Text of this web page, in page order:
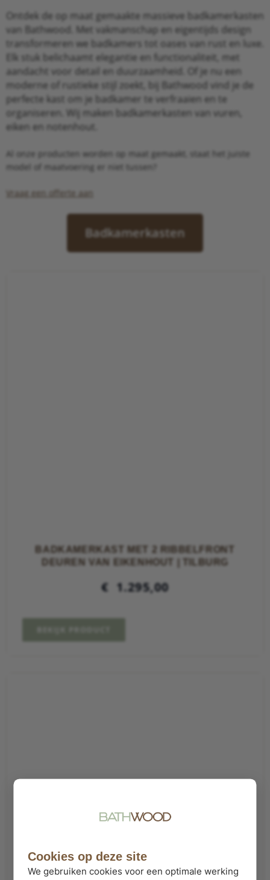
Ontdek de op maat gemaakte massieve badkamerkasten
van Bathwood. Met vakmanschap en eigentijds design
transformeren we badkamers tot oases van rust en luxe.
Elk stuk belichaamt elegantie en functionaliteit, met
aandacht voor detail en duurzaamheid. Of je nu een
moderne of rustieke stijl zoekt, bij Bathwood vind je de
perfecte kast om je badkamer te verfraaien en te
organiseren. Wij maken badkamerkasten van vuren,
eiken en notenhout.
Al onze producten worden op maat gemaakt, staat het juiste
model of maatvoering er niet tussen?
Vraag een offerte aan
Badkamerkasten
BADKAMERKAST MET 2 RIBBELFRONT
DEUREN VAN EIKENHOUT | TILBURG
€ 1.295,00
Cookies op deze site
We gebruiken cookies voor een optimale werking